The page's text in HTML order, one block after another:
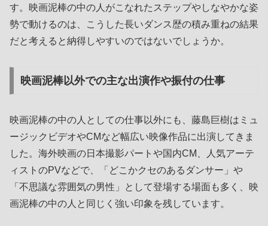
す。映画泥棒の中の人がこなれたステップやしなやかな姿
勢で動けるのは、こうした長いダンス歴の積み重ねの結果
だと考えると納得しやすいのではないでしょうか。
映画泥棒以外での主な出演作や振付の仕事
映画泥棒の中の人としての仕事以外にも、藤島巨樹はミュ
ージックビデオやCMなど幅広い映像作品に出演してきま
した。海外映画の日本撮影パートや国内CM、人気アーテ
ィストのPVなどで、「どこかクセのあるダンサー」や
「不思議な雰囲気の男性」として登場する場面も多く、映
画泥棒の中の人と同じく強い印象を残しています。